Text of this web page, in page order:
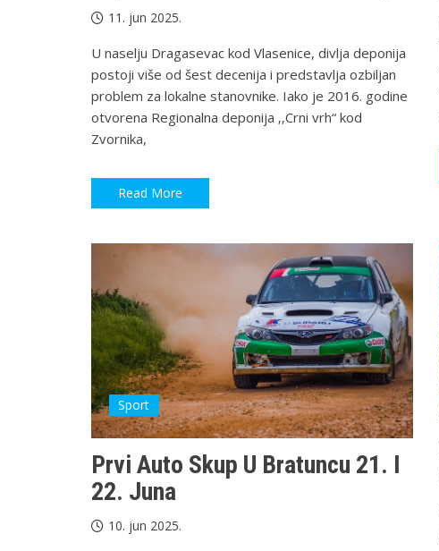
11. jun 2025.
U naselju Dragasevac kod Vlasenice, divlja deponija
postoji više od šest decenija i predstavlja ozbiljan
problem za lokalne stanovnike. Iako je 2016. godine
otvorena Regionalna deponija ‚‚Crni vrh“ kod
Zvornika,
Read More
Sport
Prvi Auto Skup U Bratuncu 21. I
22. Juna
10. jun 2025.